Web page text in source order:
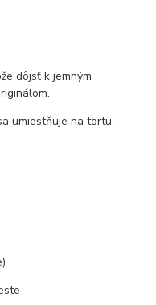
dôjsť k jemným
umiestňuje na tortu.